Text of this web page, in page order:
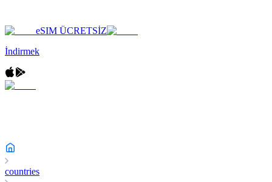
eSIM ÜCRETSİZ
İndirmek
countries